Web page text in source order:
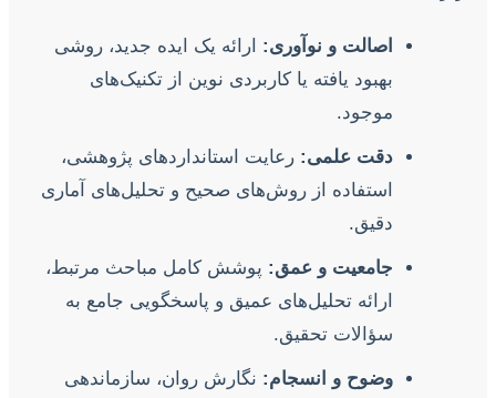
اصالت و نوآوری: ارائه یک ایده جدید، روشی
بهبود یافته یا کاربردی نوین از تکنیک‌های
موجود.
دقت علمی: رعایت استانداردهای پژوهشی،
استفاده از روش‌های صحیح و تحلیل‌های آماری
دقیق.
جامعیت و عمق: پوشش کامل مباحث مرتبط،
ارائه تحلیل‌های عمیق و پاسخگویی جامع به
سؤالات تحقیق.
وضوح و انسجام: نگارش روان، سازماندهی